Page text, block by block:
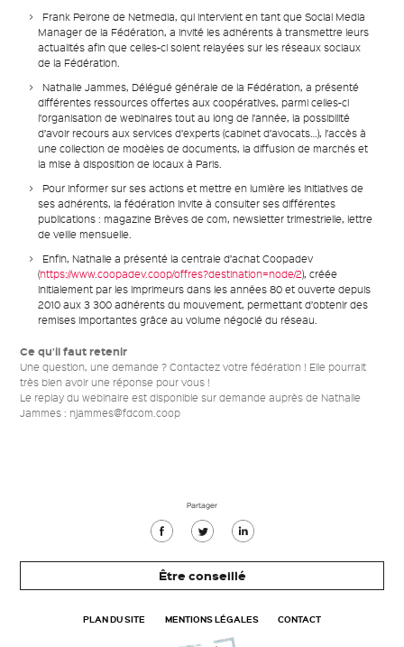
Frank Peirone de Netmedia, qui intervient en tant que Social Media
Manager de la Fédération, a invité les adhérents à transmettre leurs
actualités afin que celles-ci soient relayées sur les réseaux sociaux
de la Fédération.
Nathalie Jammes, Délégué générale de la Fédération, a présenté
différentes ressources offertes aux coopératives, parmi celles-ci
l’organisation de webinaires tout au long de l’année, la possibilité
d’avoir recours aux services d’experts (cabinet d’avocats…), l’accès à
une collection de modèles de documents, la diffusion de marchés et
la mise à disposition de locaux à Paris.
Pour informer sur ses actions et mettre en lumière les initiatives de
ses adhérents, la fédération invite à consulter ses différentes
publications : magazine Brèves de com, newsletter trimestrielle, lettre
de veille mensuelle.
Enfin, Nathalie a présenté la centrale d’achat Coopadev
(https://www.coopadev.coop/offres?destination=node/2), créée
initialement par les imprimeurs dans les années 80 et ouverte depuis
2010 aux 3 300 adhérents du mouvement, permettant d’obtenir des
remises importantes grâce au volume négocié du réseau.
Ce qu’il faut retenir
Une question, une demande ? Contactez votre fédération ! Elle pourrait
très bien avoir une réponse pour vous !
Le replay du webinaire est disponible sur demande auprès de Nathalie
Jammes : njammes@fdcom.coop
Partager
Partager
sur
Facebook
Partager
sur
Twitter
sur
Linkedin
Être conseillé
PLAN DU SITE MENTIONS LÉGALES CONTACT